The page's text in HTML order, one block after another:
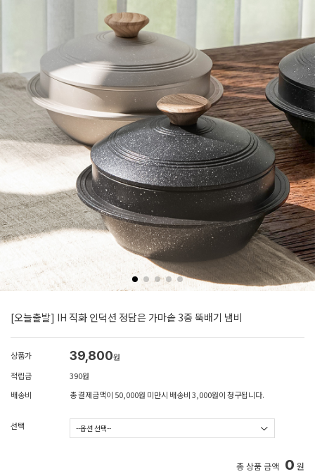
[오늘출발] IH 직화 인덕션 정담은 가마솥 3중 뚝배기 냄비
상품가 39,800원
적립금
390원
배송비
총 결제금액이 50,000원 미만시 배송비 3,000원이 청구됩니다.
선택
총 상품 금액 0 원